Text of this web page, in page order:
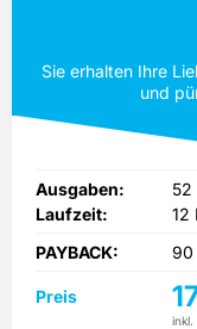
Gesundheits- und
Berichte über
machen diese
letzten Seite finden
Preise! Bestellen
Sie erhalten Ihre
und
Ausgaben:
52
Laufzeit:
12
PAYBACK:
90
Preis
inkl.